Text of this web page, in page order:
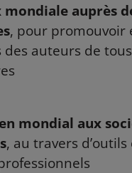
mondiale auprès
, pour promouvoir
des auteurs de
mondial aux
, au travers d’outils